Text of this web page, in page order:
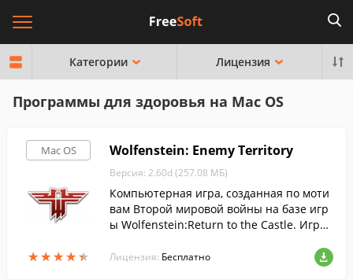
Категории Лицензия
Программы для здоровья на Mac OS
Mac OS
★★★★★
★★★★★
Wolfenstein: Enemy Territory
Версия: 2.60d (257.08 МБ)
Компьютерная игра, созданная по моти
вам Второй мировой войны на базе игр
ы Wolfenstein:Return to the Castle. Игра
тствуют элементы РПГ (прокачка, классы
персонажей). Можно играть за немцев,
Лицензия: Бесплатно